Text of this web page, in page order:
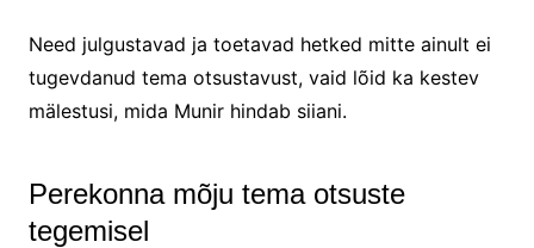
Need julgustavad ja toetavad hetked mitte ainult ei
tugevdanud tema otsustavust, vaid lõid ka kestev
mälestusi, mida Munir hindab siiani.
Perekonna mõju tema otsuste
tegemisel